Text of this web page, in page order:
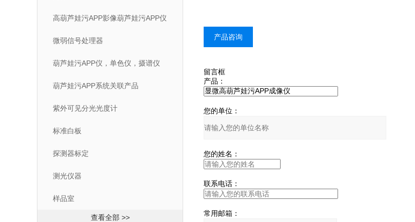
高葫芦娃污APP影像葫芦娃污APP仪
微弱信号处理器
葫芦娃污APP仪，单色仪，摄谱仪
葫芦娃污APP系统关联产品
紫外可见分光光度计
标准白板
探测器标定
测光仪器
样品室
查看全部 >>
产品咨询
留言框
产品：
您的单位：
您的姓名：
联系电话：
常用邮箱：